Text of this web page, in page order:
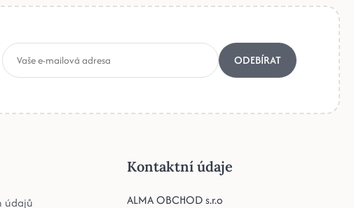
ODEBÍRAT
údajů
Kontaktní údaje
ALMA OBCHOD s.r.o